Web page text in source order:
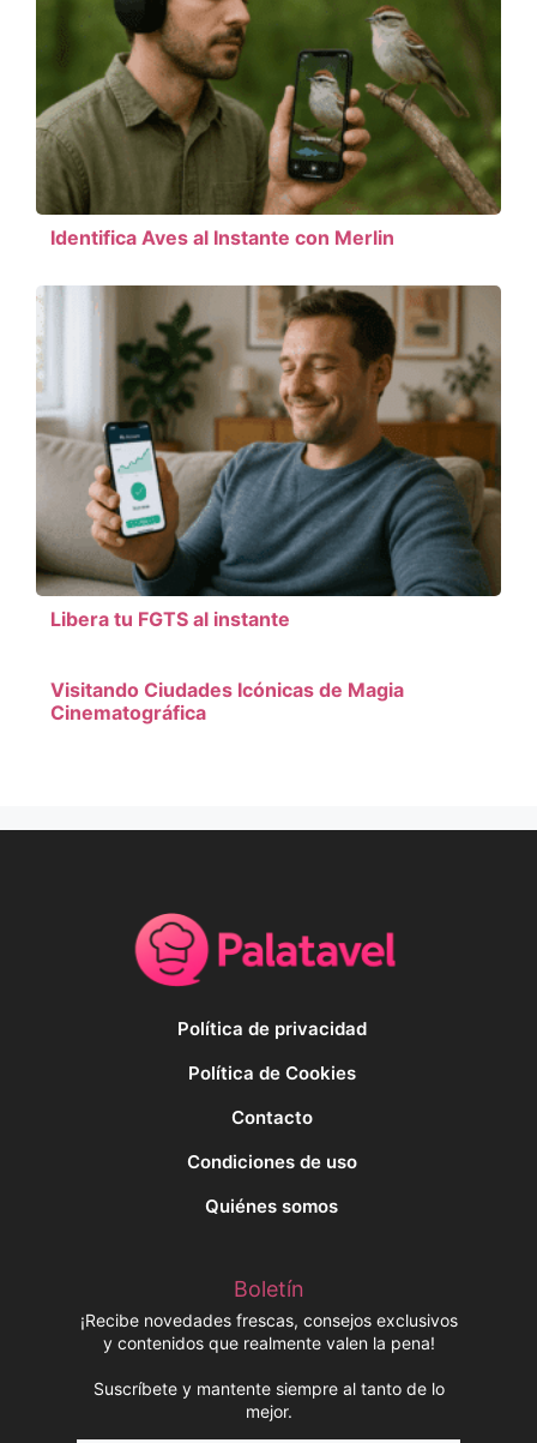
Identifica Aves al Instante con Merlin
Libera tu FGTS al instante
Visitando Ciudades Icónicas de Magia
Cinematográfica
Política de privacidad
Política de Cookies
Contacto
Condiciones de uso
Quiénes somos
Boletín
¡Recibe novedades frescas, consejos exclusivos
y contenidos que realmente valen la pena!
Suscríbete y mantente siempre al tanto de lo
mejor.